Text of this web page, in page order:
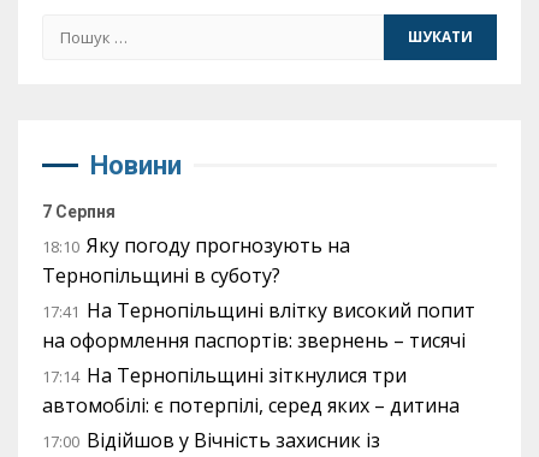
Пошук:
Новини
7 Серпня
18:10 Яку погоду прогнозують на
Тернопільщині в суботу?
17:41 На Тернопільщині влітку високий попит
на оформлення паспортів: звернень – тисячі
17:14 На Тернопільщині зіткнулися три
автомобілі: є потерпілі, серед яких – дитина
17:00 Відійшов у Вічність захисник із